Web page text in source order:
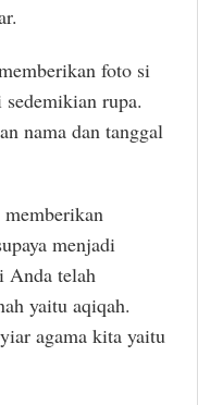
foto si
rupa.
nama dan tanggal
menjadi
Anda telah
yaitu aqiqah.
agama kita yaitu